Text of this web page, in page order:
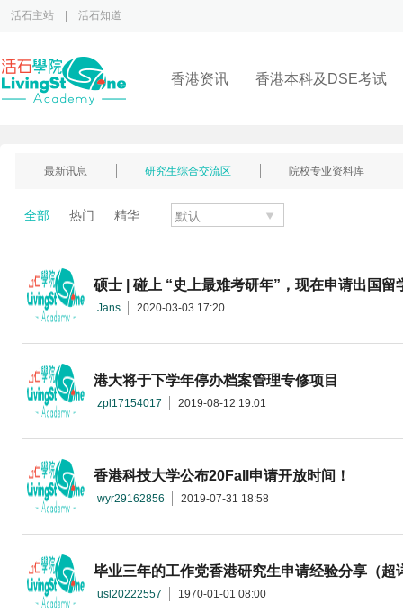
活石主站 活石知道
香港资讯 香港本科及DSE考试
最新讯息 研究生综合交流区 院校专业资料库
全部 热门 精华
硕士 | 碰上 “史上最难考研年”，现在申请出国留
Jans 2020-03-03 17:20
港大将于下学年停办档案管理专修项目
zpl17154017 2019-08-12 19:01
香港科技大学公布20Fall申请开放时间！
wyr29162856 2019-07-31 18:58
毕业三年的工作党香港研究生申请经验分享（超
usl20222557 1970-01-01 08:00